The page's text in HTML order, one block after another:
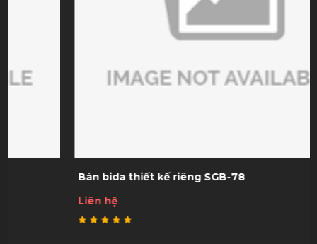
Bàn bida thiết kế riêng SGB-78